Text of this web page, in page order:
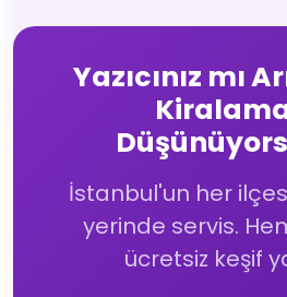
Yazıcınız mı
İstanbul'un her
yerinde servis.
ücretsiz keşif